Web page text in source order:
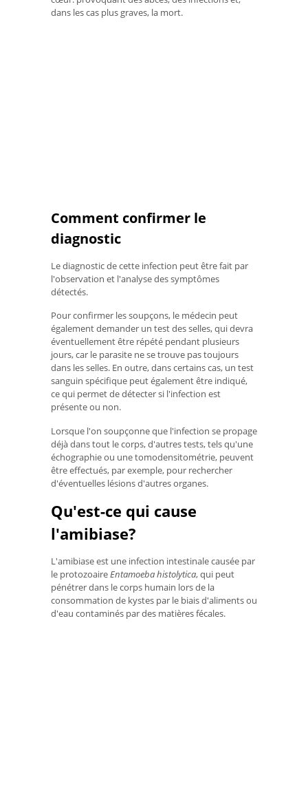
dans les cas plus graves, la mort.
Comment confirmer le
diagnostic
Le diagnostic de cette infection peut être fait par
l'observation et l'analyse des symptômes
détectés.
Pour confirmer les soupçons, le médecin peut
également demander un test des selles, qui devra
éventuellement être répété pendant plusieurs
jours, car le parasite ne se trouve pas toujours
dans les selles. En outre, dans certains cas, un test
sanguin spécifique peut également être indiqué,
ce qui permet de détecter si l'infection est
présente ou non.
Lorsque l'on soupçonne que l'infection se propage
déjà dans tout le corps, d'autres tests, tels qu'une
échographie ou une tomodensitométrie, peuvent
être effectués, par exemple, pour rechercher
d'éventuelles lésions d'autres organes.
Qu'est-ce qui cause
l'amibiase?
L'amibiase est une infection intestinale causée par
le protozoaireEntamoeba histolytica, qui peut
pénétrer dans le corps humain lors de la
consommation de kystes par le biais d'aliments ou
d'eau contaminés par des matières fécales.